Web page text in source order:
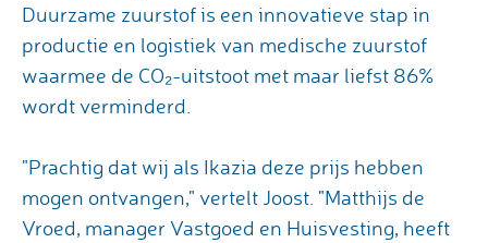
Duurzame zuurstof is een innovatieve stap in
productie en logistiek van medische zuurstof
waarmee de CO₂-uitstoot met maar liefst 86%
wordt verminderd.
"Prachtig dat wij als Ikazia deze prijs hebben
mogen ontvangen," vertelt Joost. "Matthijs de
Vroed, manager Vastgoed en Huisvesting, heeft